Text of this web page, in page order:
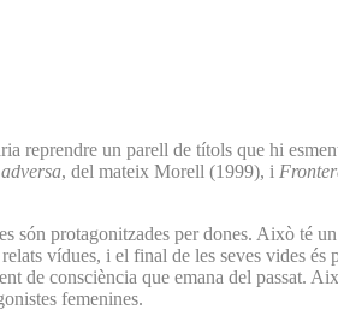
reprendre un parell de títols que hi
, del mateix Morell (1999), i
són protagonitzades per dones. Això té
vídues, i el final de les seves vides és
de consciència que emana del passat.
femenines.